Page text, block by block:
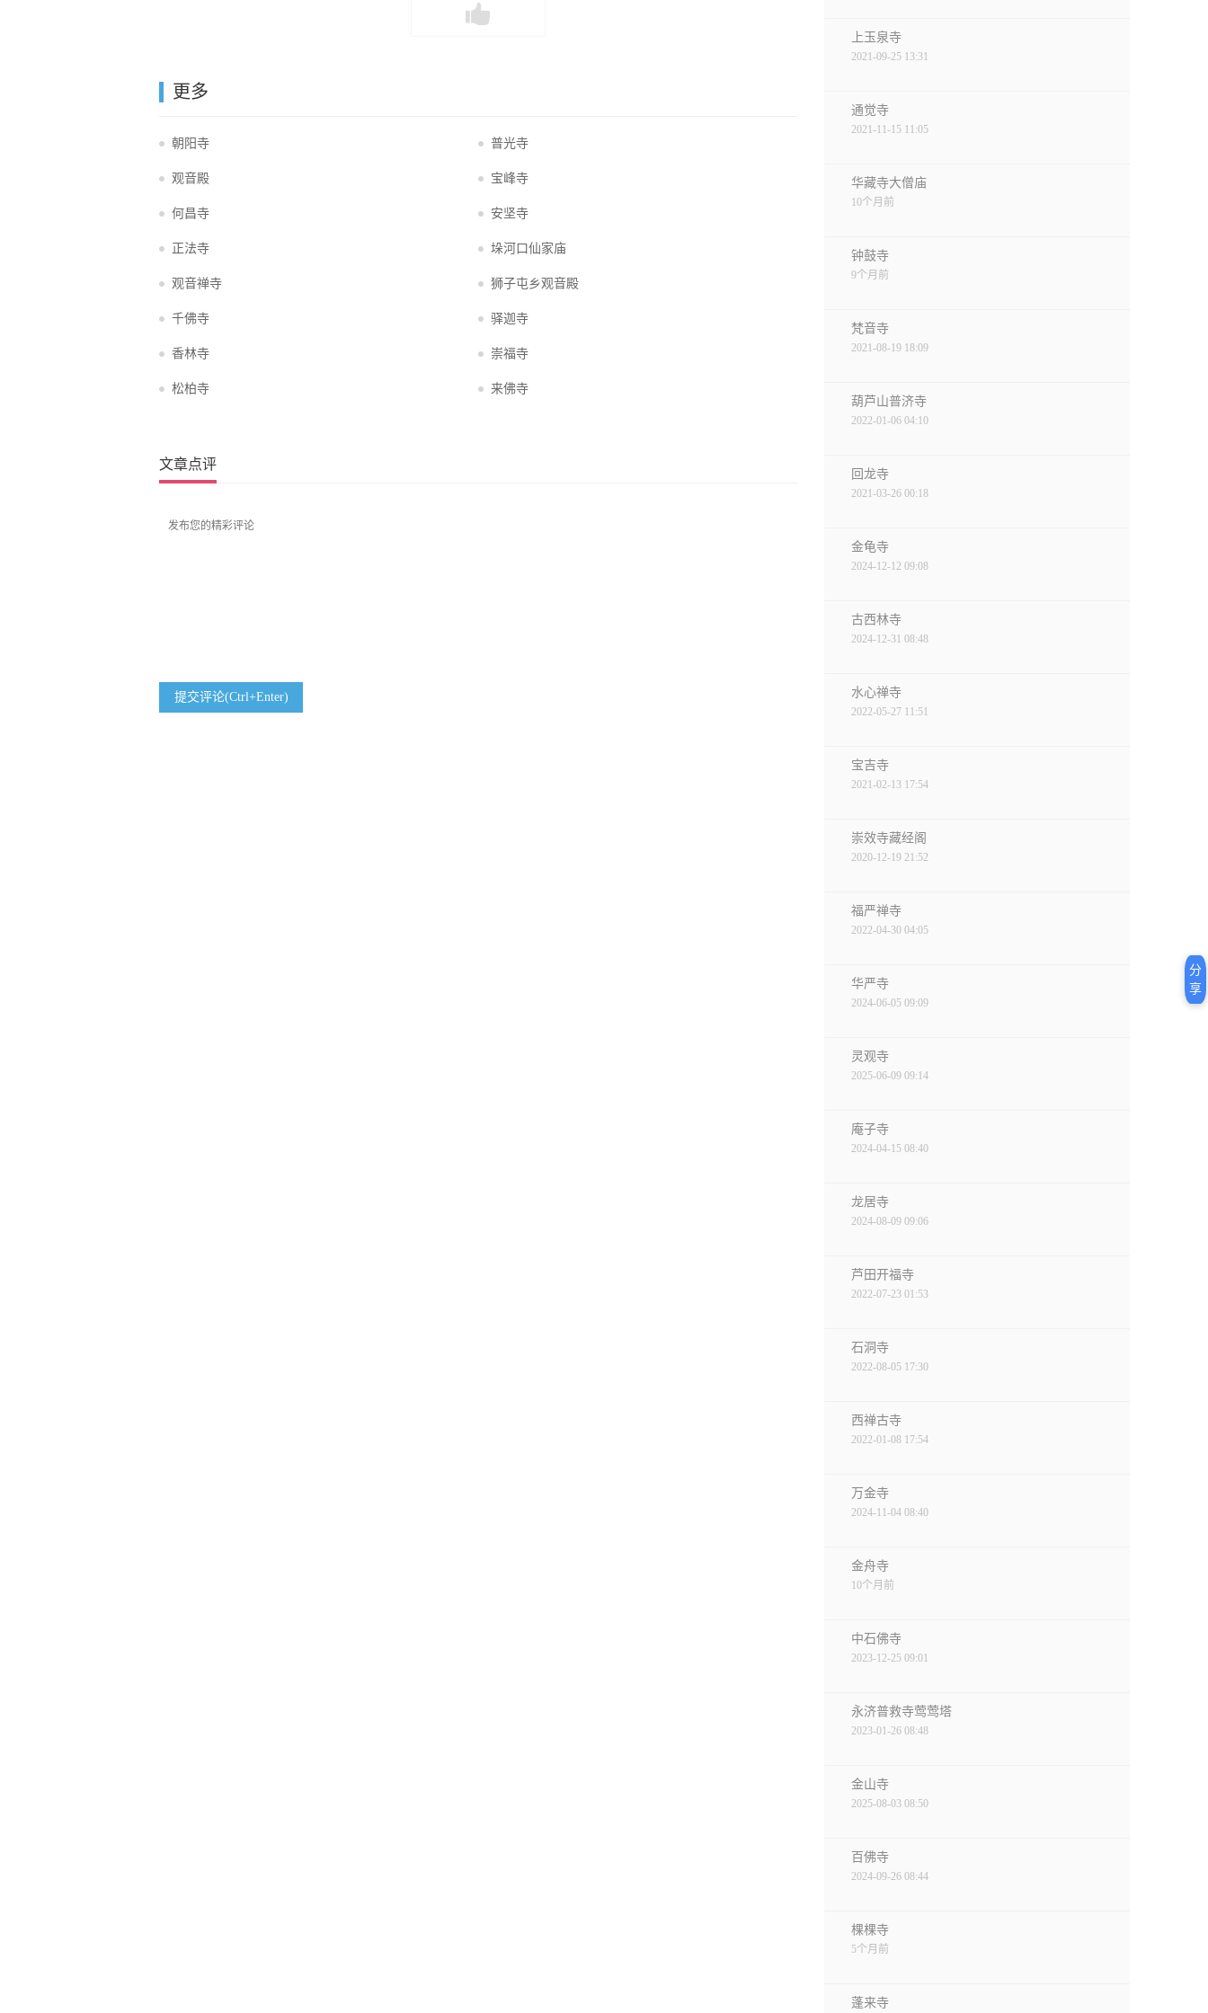
更多
朝阳寺 普光寺
观音殿 宝峰寺
何昌寺 安坚寺
正法寺 垛河口仙家庙
观音禅寺 狮子屯乡观音殿
千佛寺 驿迦寺
香林寺 崇福寺
松柏寺 来佛寺
文章点评
提交评论(Ctrl+Enter)
上玉泉寺
2021-09-25 13:31
通觉寺
2021-11-15 11:05
华藏寺大僧庙
10个月前
钟鼓寺
9个月前
梵音寺
2021-08-19 18:09
葫芦山普济寺
2022-01-06 04:10
回龙寺
2021-03-26 00:18
金龟寺
2024-12-12 09:08
古西林寺
2024-12-31 08:48
水心禅寺
2022-05-27 11:51
宝吉寺
2021-02-13 17:54
崇效寺藏经阁
2020-12-19 21:52
福严禅寺
2022-04-30 04:05
华严寺
2024-06-05 09:09
灵观寺
2025-06-09 09:14
庵子寺
2024-04-15 08:40
龙居寺
2024-08-09 09:06
芦田开福寺
2022-07-23 01:53
石洞寺
2022-08-05 17:30
西禅古寺
2022-01-08 17:54
万金寺
2024-11-04 08:40
金舟寺
10个月前
中石佛寺
2023-12-25 09:01
永济普救寺莺莺塔
2023-01-26 08:48
金山寺
2025-08-03 08:50
百佛寺
2024-09-26 08:44
棵棵寺
5个月前
蓬来寺
分
享